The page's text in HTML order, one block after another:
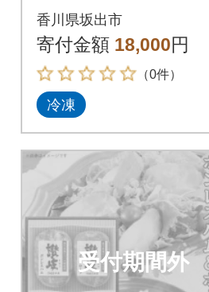
袋 計2.5kg|日本ハム
冷凍 ボリュームパッ
ク
香川県坂出市
寄付金額 18,000円
（0件）
冷凍
受付期間外